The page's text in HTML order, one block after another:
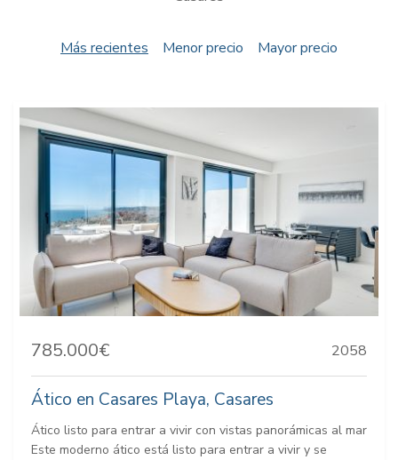
Más recientes Menor precio Mayor precio
785.000€ 2058
Ático en Casares Playa, Casares
Ático listo para entrar a vivir con vistas panorámicas al mar
Este moderno ático está listo para entrar a vivir y se